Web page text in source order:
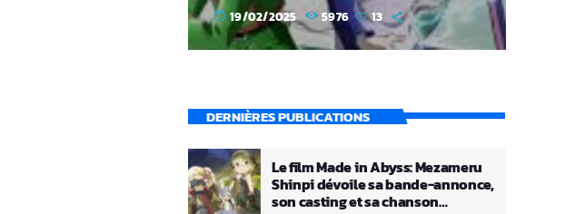
today 19/02/2025 5976 13
DERNIÈRES PUBLICATIONS
Le film Made in Abyss: Mezameru
Shinpi dévoile sa bande-annonce,
son casting et sa chanson